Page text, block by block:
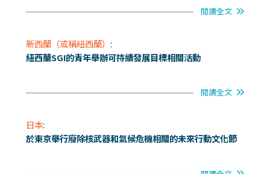
閱讀全文
新西蘭（或稱紐西蘭） :
紐西蘭SGI的青年舉辦可持續發展目標相關活動
閱讀全文
日本:
於東京舉行廢除核武器和氣候危機相關的未來行動文化節